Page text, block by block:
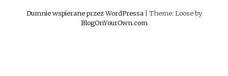
Dumnie wspierane przez WordPressa
Theme: Loose by
BlogOnYourOwn.com